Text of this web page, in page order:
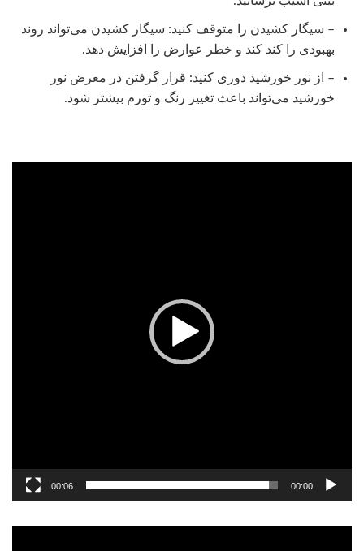
– سیگار کشیدن را متوقف کنید: سیگار کشیدن می‌تواند روند
بهبودی را کند کند و خطر عوارض را افزایش دهد.
– از نور خورشید دوری کنید: قرار گرفتن در معرض نور
خورشید می‌تواند باعث تغییر رنگ و تورم بیشتر شود.
00:00
00:06